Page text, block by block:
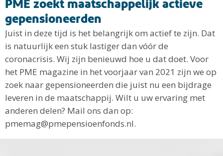
PME zoekt maatschappelijk actieve
gepensioneerden
Juist in deze tijd is het belangrijk om actief te zijn. Dat
is natuurlijk een stuk lastiger dan vóór de
coronacrisis. Wij zijn benieuwd hoe u dat doet. Voor
het PME magazine in het voorjaar van 2021 zijn we op
zoek naar gepensioneerden die juist nu een bijdrage
leveren in de maatschappij. Wilt u uw ervaring met
anderen delen? Mail ons dan op:
pmemag@pmepensioenfonds.nl.